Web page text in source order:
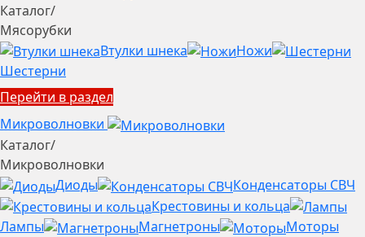
Каталог/
Мясорубки
Втулки шнека
Ножи
Шестерни
Перейти в раздел
Микроволновки
Каталог/
Микроволновки
Диоды
Конденсаторы СВЧ
Крестовины и кольца
Лампы
Магнетроны
Моторы